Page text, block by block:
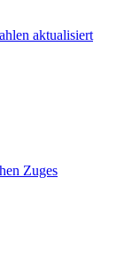
aktualisiert
Zuges